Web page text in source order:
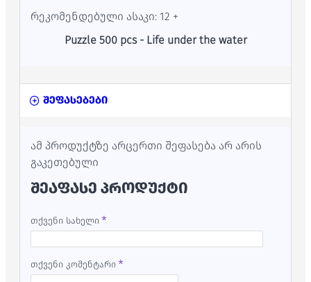
რეკომენდებული ასაკი: 12 +
Puzzle 500 pcs - Life under the water
შეფასებები
ამ პროდუქტზე არცერთი შეფასება არ არის
გაკეთებული
ᲨᲔᲐᲤᲐᲡᲔ ᲞᲠᲝᲓᲣᲥᲢᲘ
თქვენი სახელი
თქვენი კომენტარი